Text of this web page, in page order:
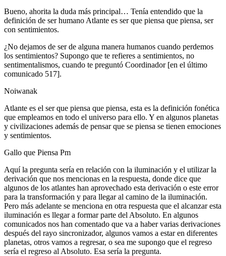
Bueno, ahorita la duda más principal… Tenía entendido que la
definición de ser humano Atlante es ser que piensa que piensa, ser
con sentimientos.
¿No dejamos de ser de alguna manera humanos cuando perdemos
los sentimientos? Supongo que te refieres a sentimientos, no
sentimentalismos, cuando te preguntó Coordinador [en el último
comunicado 517].
Noiwanak
Atlante es el ser que piensa que piensa, esta es la definición fonética
que empleamos en todo el universo para ello. Y en algunos planetas
y civilizaciones además de pensar que se piensa se tienen emociones
y sentimientos.
Gallo que Piensa Pm
Aquí la pregunta sería en relación con la iluminación y el utilizar la
derivación que nos mencionas en la respuesta, donde dice que
algunos de los atlantes han aprovechado esta derivación o este error
para la transformación y para llegar al camino de la iluminación.
Pero más adelante se menciona en otra respuesta que el alcanzar esta
iluminación es llegar a formar parte del Absoluto. En algunos
comunicados nos han comentado que va a haber varias derivaciones
después del rayo sincronizador, algunos vamos a estar en diferentes
planetas, otros vamos a regresar, o sea me supongo que el regreso
sería el regreso al Absoluto. Esa sería la pregunta.